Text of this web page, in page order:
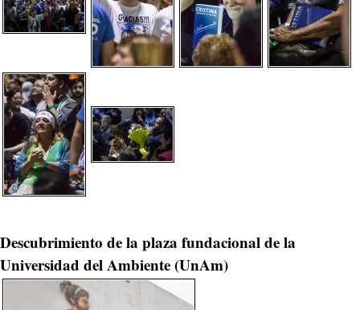
Descubrimiento de la plaza fundacional de la
Universidad del Ambiente (UnAm)